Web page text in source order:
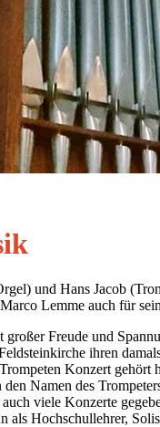
und Hans Jacob
Lemme auch für
großer Freude und
ihren
Konzert gehört
Namen des
viele Konzerte
als Hochschullehrer,